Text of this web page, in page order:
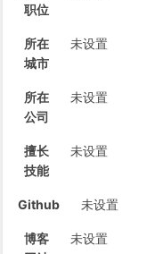
职位
所在
城市
未设置
所在
公司
未设置
擅长
技能
未设置
Github 未设置
博客
未设置